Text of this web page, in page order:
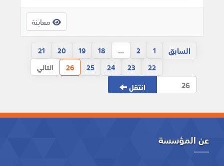
معاينة
السابق 1
2
...
18
19
20
21
22
23
24
25
26 التالي
انتقل
عن المؤسسة